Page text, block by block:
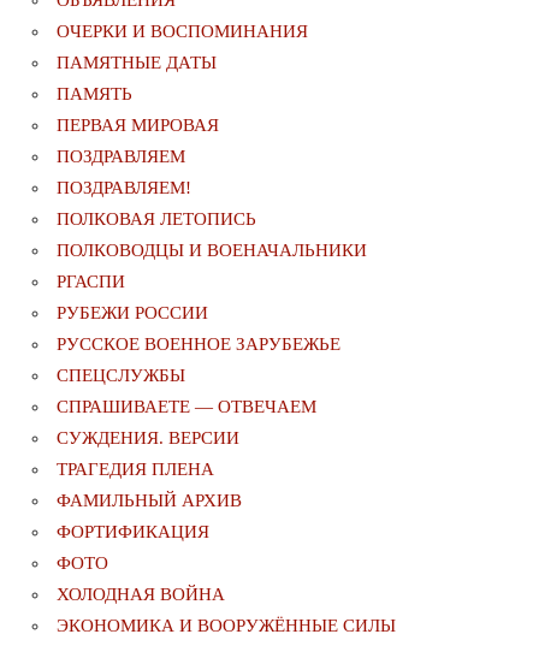
ОЧЕРКИ И ВОСПОМИНАНИЯ
ПАМЯТНЫЕ ДАТЫ
ПАМЯТЬ
ПЕРВАЯ МИРОВАЯ
ПОЗДРАВЛЯЕМ
ПОЗДРАВЛЯЕМ!
ПОЛКОВАЯ ЛЕТОПИСЬ
ПОЛКОВОДЦЫ И ВОЕНАЧАЛЬНИКИ
РГАСПИ
РУБЕЖИ РОССИИ
РУССКОЕ ВОЕННОЕ ЗАРУБЕЖЬЕ
СПЕЦСЛУЖБЫ
СПРАШИВАЕТЕ — ОТВЕЧАЕМ
СУЖДЕНИЯ. ВЕРСИИ
ТРАГЕДИЯ ПЛЕНА
ФАМИЛЬНЫЙ АРХИВ
ФОРТИФИКАЦИЯ
ФОТО
ХОЛОДНАЯ ВОЙНА
ЭКОНОМИКА И ВООРУЖЁННЫЕ СИЛЫ